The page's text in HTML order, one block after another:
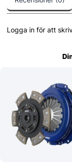
Logga in för att